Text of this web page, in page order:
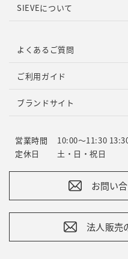
SIEVEについて
よくあるご質問
ご利用ガイド
ブランドサイト
営業時間
10:00～11:30
定休日
土・日・祝日
お問い
法人販売